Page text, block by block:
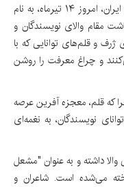
آرزو اجاق- پایگاه خبری کرج امروز، در تقویم ایران، امروز ۱۴ تیرماه، به نام
مقام والای نویسندگان و
ژرف و قلم‌های توانایی که با
و چراغ معرفت را روشن
که قلم، معجزه آفرین عرصه
نویسندگان، به نغمه‌ای
والا داشته و به عنوان "مشعل
می‌شده است. شاعران و